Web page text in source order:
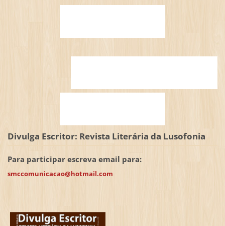
Divulga Escritor: Revista Literária da Lusofonia
Para participar escreva email para:
smccomunicacao@hotmail.com